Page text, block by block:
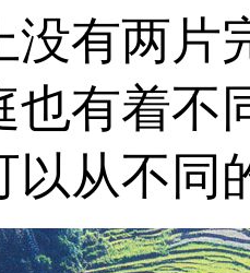
没有两片
也有着不
以从不同